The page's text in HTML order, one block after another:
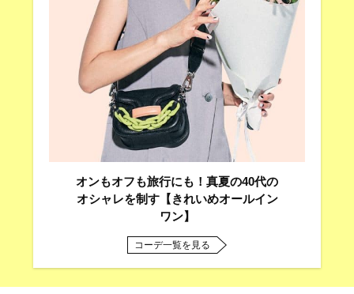
オンもオフも旅行にも！真夏の40代の
オシャレを制す【きれいめオールイン
ワン】
コーデ一覧を見る